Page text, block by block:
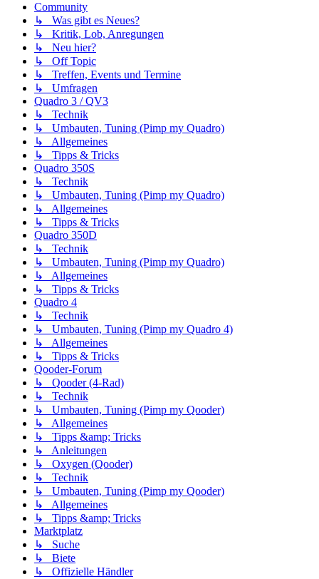
Community
↳ Was gibt es Neues?
↳ Kritik, Lob, Anregungen
↳ Neu hier?
↳ Off Topic
↳ Treffen, Events und Termine
↳ Umfragen
Quadro 3 / QV3
↳ Technik
↳ Umbauten, Tuning (Pimp my Quadro)
↳ Allgemeines
↳ Tipps & Tricks
Quadro 350S
↳ Technik
↳ Umbauten, Tuning (Pimp my Quadro)
↳ Allgemeines
↳ Tipps & Tricks
Quadro 350D
↳ Technik
↳ Umbauten, Tuning (Pimp my Quadro)
↳ Allgemeines
↳ Tipps & Tricks
Quadro 4
↳ Technik
↳ Umbauten, Tuning (Pimp my Quadro 4)
↳ Allgemeines
↳ Tipps & Tricks
Qooder-Forum
↳ Qooder (4-Rad)
↳ Technik
↳ Umbauten, Tuning (Pimp my Qooder)
↳ Allgemeines
↳ Tipps &amp; Tricks
↳ Anleitungen
↳ Oxygen (Qooder)
↳ Technik
↳ Umbauten, Tuning (Pimp my Qooder)
↳ Allgemeines
↳ Tipps &amp; Tricks
Marktplatz
↳ Suche
↳ Biete
↳ Offizielle Händler